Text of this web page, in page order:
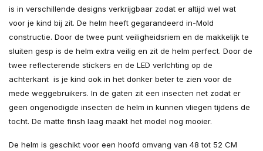
is in verschillende designs verkrijgbaar zodat er altijd wel wat
voor je kind bij zit. De helm heeft gegarandeerd in-Mold
constructie. Door de twee punt veiligheidsriem en de makkelijk te
sluiten gesp is de helm extra veilig en zit de helm perfect. Door de
twee reflecterende stickers en de LED verlchting op de
achterkant is je kind ook in het donker beter te zien voor de
mede weggebruikers. In de gaten zit een insecten net zodat er
geen ongenodigde insecten de helm in kunnen vliegen tijdens de
tocht. De matte finsh laag maakt het model nog mooier.
De helm is geschikt voor een hoofd omvang van 48 tot 52 CM